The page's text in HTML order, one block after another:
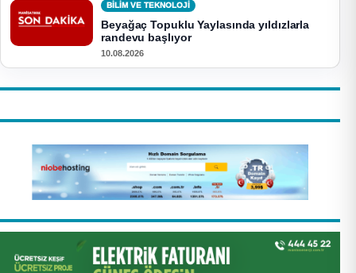
BİLİM VE TEKNOLOJİ
Beyağaç Topuklu Yaylasında yıldızlarla
randevu başlıyor
10.08.2026